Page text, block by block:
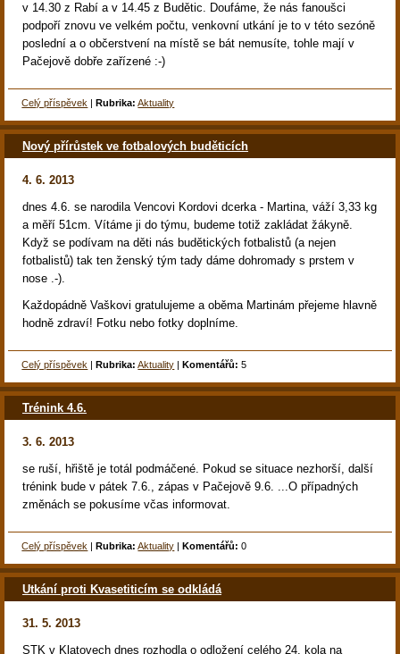
v 14.30 z Rabí a v 14.45 z Budětic. Doufáme, že nás fanoušci
podpoří znovu ve velkém počtu, venkovní utkání je to v této sezóně
poslední a o občerstvení na místě se bát nemusíte, tohle mají v
Pačejově dobře zařízené :-)
Celý příspěvek |Rubrika: Aktuality
Nový přírůstek ve fotbalových buděticích
4. 6. 2013
dnes 4.6. se narodila Vencovi Kordovi dcerka - Martina, váží 3,33 kg
a měří 51cm. Vítáme ji do týmu, budeme totiž zakládat žákyně.
Když se podívam na děti nás budětických fotbalistů (a nejen
fotbalistů) tak ten ženský tým tady dáme dohromady s prstem v
nose .-).
Každopádně Vaškovi gratulujeme a oběma Martinám přejeme hlavně
hodně zdraví! Fotku nebo fotky doplníme.
Celý příspěvek |Rubrika: Aktuality |Komentářů: 5
Trénink 4.6.
3. 6. 2013
se ruší, hřiště je totál podmáčené. Pokud se situace nezhorší, další
trénink bude v pátek 7.6., zápas v Pačejově 9.6. ...O případných
změnách se pokusíme včas informovat.
Celý příspěvek |Rubrika: Aktuality |Komentářů: 0
Utkání proti Kvasetiticím se odkládá
31. 5. 2013
STK v Klatovech dnes rozhodla o odložení celého 24. kola na